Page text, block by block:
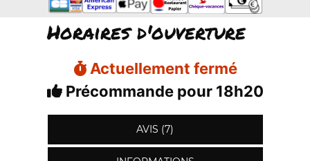
Horaires d'ouverture
Actuellement fermé
Précommande pour 18h20
AVIS (7)